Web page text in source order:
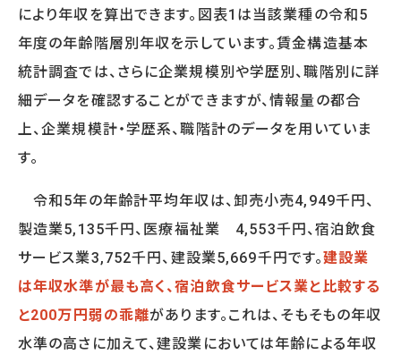
RECRUIT
採用情報トップ
採用エントリー
研修講師エントリー
OTHER
HRデータ解説
コラム
ニュースリリース
メールマガジン購読申込フォーム
オピニオン
により年収を算出できます。図表1は当該業種の令和5
年度の年齢階層別年収を示しています。賃金構造基本
統計調査では、さらに企業規模別や学歴別、職階別に詳
細データを確認することができますが、情報量の都合
上、企業規模計・学歴系、職階計のデータを用いていま
す。
令和5年の年齢計平均年収は、卸売小売4,949千円、
製造業5,135千円、医療福祉業 4,553千円、宿泊飲食
サービス業3,752千円、建設業5,669千円です。建設業
は年収水準が最も高く、宿泊飲食サービス業と比較する
と200万円弱の乖離があります。これは、そもそもの年収
水準の高さに加えて、建設業においては年齢による年収